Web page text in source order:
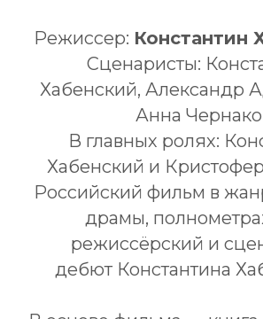
Режиссер: Константин
Сценаристы:
Хабенский, Александр
Анна Чернако
В главных ролях:
Хабенский и
Российский фильм в
драмы,
режиссёрский и
дебют Константина